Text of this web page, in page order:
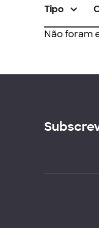
Tipo
Não foram